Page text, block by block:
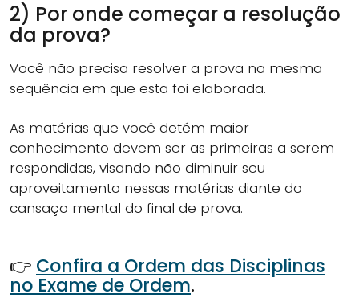
2) Por onde começar a resolução
da prova?
Você não precisa resolver a prova na mesma
sequência em que esta foi elaborada.
As matérias que você detém maior
conhecimento devem ser as primeiras a serem
respondidas, visando não diminuir seu
aproveitamento nessas matérias diante do
cansaço mental do final de prova.
👉 Confira a Ordem das Disciplinas
no Exame de Ordem.